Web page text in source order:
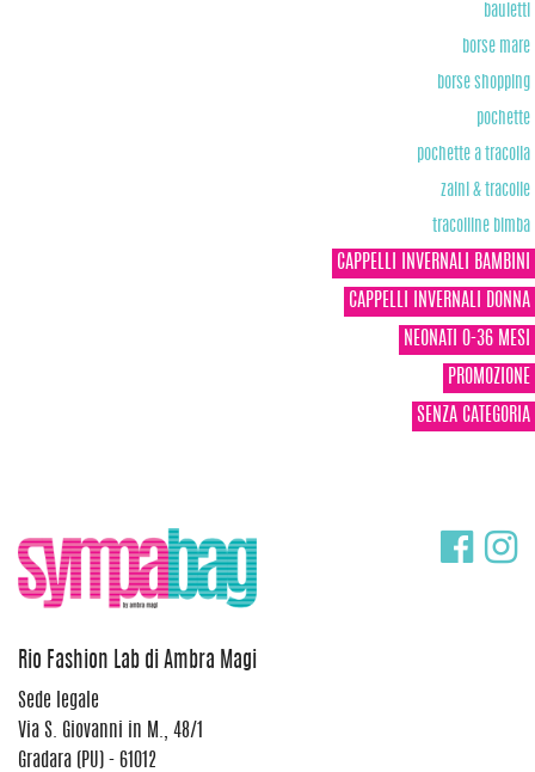
bauletti
borse mare
borse shopping
pochette
pochette a tracolla
zaini & tracolle
tracolline bimba
CAPPELLI INVERNALI BAMBINI
CAPPELLI INVERNALI DONNA
NEONATI 0-36 MESI
PROMOZIONE
SENZA CATEGORIA
Rio Fashion Lab di Ambra Magi
Sede legale
Via S. Giovanni in M., 48/1
Gradara (PU) - 61012